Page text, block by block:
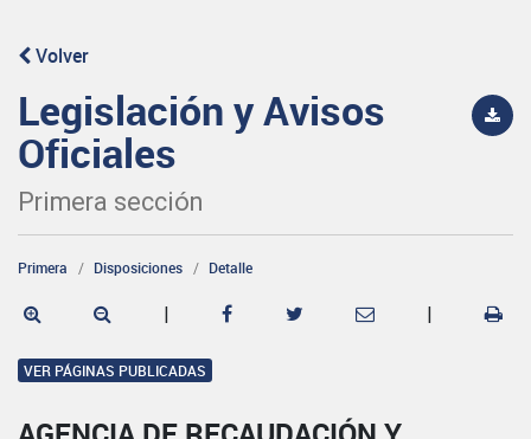
Volver
Legislación y Avisos
Oficiales
Primera sección
Primera Disposiciones Detalle
| |
VER PÁGINAS PUBLICADAS